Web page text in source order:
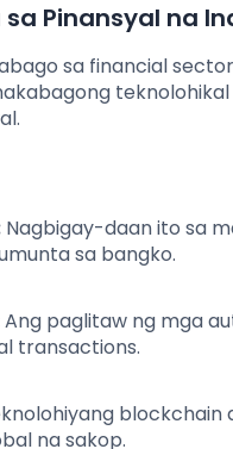
Pinansyal na
sa financial
Nagbigay-daan ito sa
sa bangko.
Ang paglitaw ng mga
transactions.
na sakop.